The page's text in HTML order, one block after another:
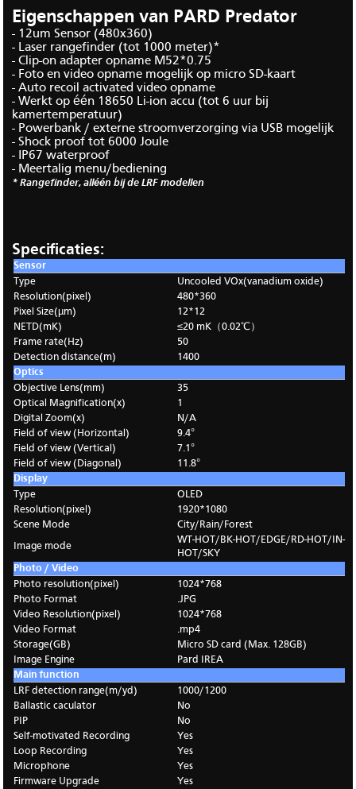
Eigenschappen van PARD Predator
- 12um Sensor (480x360)
- Laser rangefinder (tot 1000 meter)*
- Clip-on adapter opname M52*0.75
- Foto en video opname mogelijk op micro SD-kaart
- Auto recoil activated video opname
- Werkt op één 18650 Li-ion accu (tot 6 uur bij
kamertemperatuur)
- Powerbank / externe stroomverzorging via USB mogelijk
- Shock proof tot 6000 Joule
- IP67 waterproof
- Meertalig menu/bediening
* Rangefinder, alléén bij de LRF modellen
Specificaties:
Sensor
Type
Uncooled VOx(vanadium oxide)
Resolution(pixel)
480*360
Pixel Size(µm)
12*12
NETD(mK)
≤20 mK（0.02℃）
Frame rate(Hz)
50
Detection distance(m)
1400
Optics
Objective Lens(mm)
35
Optical Magnification(x)
1
Digital Zoom(x)
N/A
Field of view (Horizontal)
9.4°
Field of view (Vertical)
7.1°
Field of view (Diagonal)
11.8°
Display
Type
OLED
Resolution(pixel)
1920*1080
Scene Mode
City/Rain/Forest
Image mode
WT-HOT/BK-HOT/EDGE/RD-HOT/IN-
HOT/SKY
Photo / Video
Photo resolution(pixel)
1024*768
Photo Format
.JPG
Video Resolution(pixel)
1024*768
Video Format
.mp4
Storage(GB)
Micro SD card (Max. 128GB)
Image Engine
Pard IREA
Main function
LRF detection range(m/yd)
1000/1200
Ballastic caculator
No
PIP
No
Self-motivated Recording
Yes
Loop Recording
Yes
Microphone
Yes
Firmware Upgrade
Yes